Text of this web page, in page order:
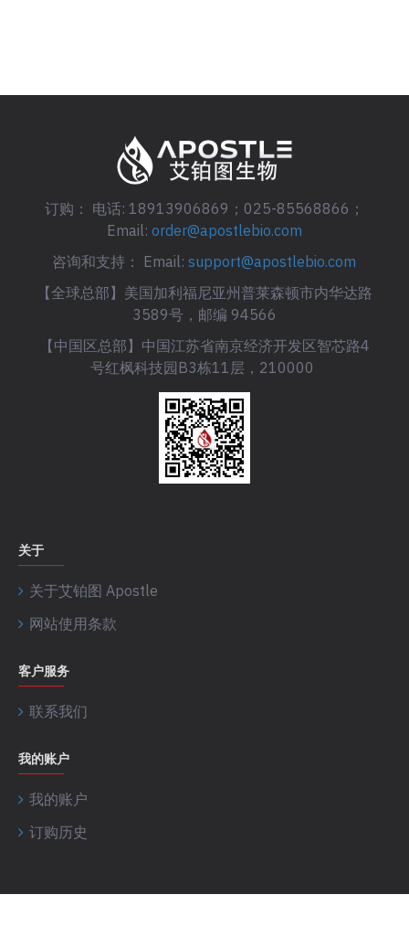
订购： 电话: 18913906869；025-85568866；
Email: order@apostlebio.com
咨询和支持： Email:support@apostlebio.com
【全球总部】美国加利福尼亚州普莱森顿市内华达路
3589号，邮编 94566
【中国区总部】中国江苏省南京经济开发区智芯路4
号红枫科技园B3栋11层，210000
关于
关于艾铂图 Apostle
网站使用条款
客户服务
联系我们
我的账户
我的账户
订购历史